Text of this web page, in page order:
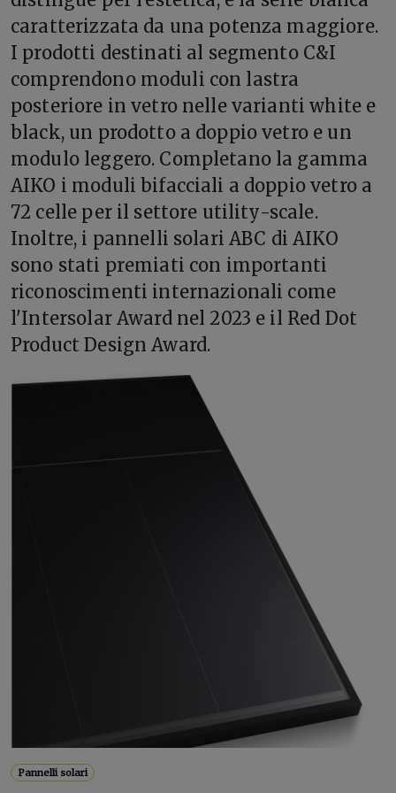
caratterizzata da una potenza maggiore.
I prodotti destinati al segmento C&I
comprendono moduli con lastra
posteriore in vetro nelle varianti white e
black, un prodotto a doppio vetro e un
modulo leggero. Completano la gamma
AIKO i moduli bifacciali a doppio vetro a
72 celle per il settore utility-scale.
Inoltre, i pannelli solari ABC di AIKO
sono stati premiati con importanti
riconoscimenti internazionali come
l'Intersolar Award nel 2023 e il Red Dot
Product Design Award.
Pannelli solari